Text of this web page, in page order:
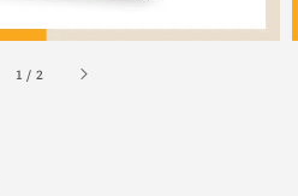
1 / 2